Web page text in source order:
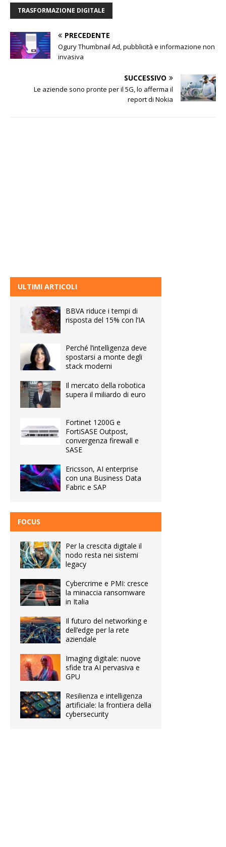
TRASFORMAZIONE DIGITALE
PRECEDENTE
Ogury Thumbnail Ad, pubblicità e informazione non
invasiva
SUCCESSIVO
Le aziende sono pronte per il 5G, lo afferma il
report di Nokia
ULTIMI ARTICOLI
BBVA riduce i tempi di
risposta del 15% con l’IA
Perché l’intelligenza deve
spostarsi a monte degli
stack moderni
Il mercato della robotica
supera il miliardo di euro
Fortinet 1200G e
FortiSASE Outpost,
convergenza firewall e
SASE
Ericsson, AI enterprise
con una Business Data
Fabric e SAP
FOCUS
Per la crescita digitale il
nodo resta nei sistemi
legacy
Cybercrime e PMI: cresce
la minaccia ransomware
in Italia
Il futuro del networking e
dell’edge per la rete
aziendale
Imaging digitale: nuove
sfide tra AI pervasiva e
GPU
Resilienza e intelligenza
artificiale: la frontiera della
cybersecurity